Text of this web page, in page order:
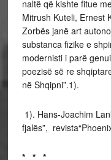
naltë që kishte fitue
Mitrush Kuteli, Ernest
Zorbës janë art
substanca fizike e
modernisti i parë
poezisë së re
në Shqipni”.1).
1). Hans-Joachim
fjalës”,
* * *